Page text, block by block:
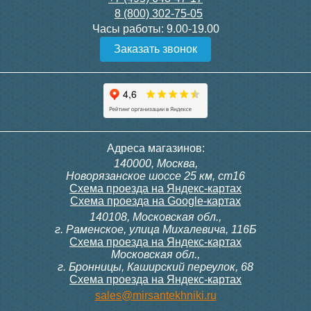
Конвектор ITT.080.200.1300
с решеткой GRILL.SGW-20-
Конвектор ITT.080.200.1000
с решеткой GRILL.SGW-20-
Конвектор ITT.080.200.1000
с решеткой GRILL.SGW-20-
Конвектор ITT.080.200.900 с
решеткой GRILL.SGA-20-
Подробнее Подробнее
3 950
11, 230В (механ.)
6 000
8 (800) 302-75-05
Часы работы: 9.00-19.00
Заказать звонок
Адреса магазинов:
140000, Москва,
Новорязанское шоссе 25 км, ст16
Схема проезда на Яндекс-картах
Схема проезда на Google-картах
140108, Московская обл.,
г. Раменское, улица Михалевича, 116Б
Схема проезда на Яндекс-картах
Московская обл.,
г. Бронницы, Каширский переулок, 68
Схема проезда на Яндекс-картах
sales@mirsantekhniki.ru